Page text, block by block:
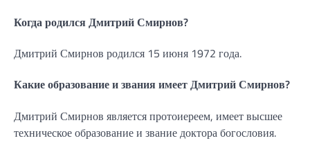
Когда родился Дмитрий Смирнов?
Дмитрий Смирнов родился 15 июня 1972 года.
Какие образование и звания имеет Дмитрий Смирнов?
Дмитрий Смирнов является протоиереем, имеет высшее
техническое образование и звание доктора богословия.